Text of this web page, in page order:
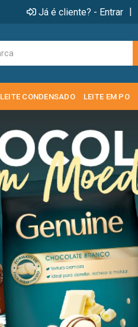
Já é cliente? - Entrar |
LEITE CONDENSADO LEITE EM PO